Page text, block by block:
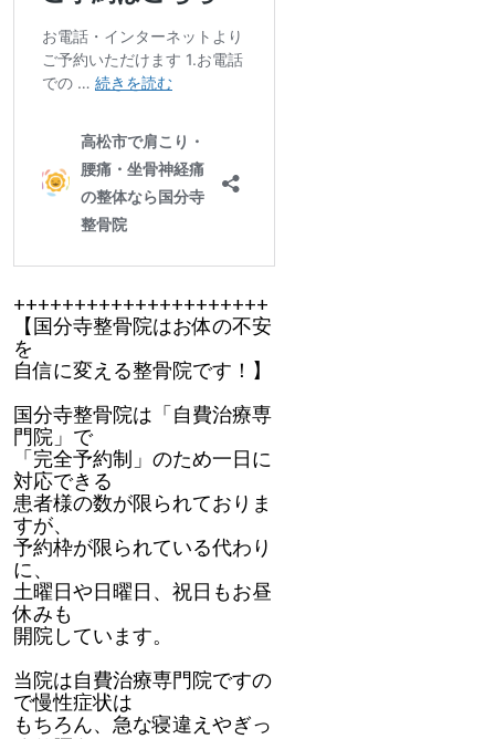
+++++++++++++++++++++
【国分寺整骨院はお体の不安
を
自信に変える整骨院です！】
国分寺整骨院は「自費治療専
門院」で
「完全予約制」のため一日に
対応できる
患者様の数が限られておりま
すが、
予約枠が限られている代わり
に、
土曜日や日曜日、祝日もお昼
休みも
開院しています。
当院は自費治療専門院ですの
で慢性症状は
もちろん、急な寝違えやぎっ